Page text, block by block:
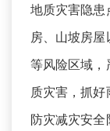
地质灾害隐患
房、山坡房
等风险区域，
质灾害，抓
防灾减灾安